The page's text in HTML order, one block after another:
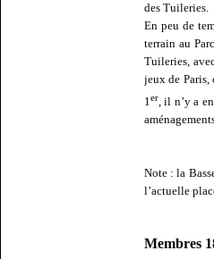
des Tuileries.
En peu de
terrain au
Tuileries,
jeux de Paris,
1er, il n’y a
Note : la
l’actuelle
Membres